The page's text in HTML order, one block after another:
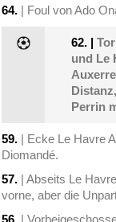
64. | Foul von Ado
62. |
und Le
Perrin
59. | Ecke Le Havre
Diomandé.
57. | Abseits Le
vorne, aber die